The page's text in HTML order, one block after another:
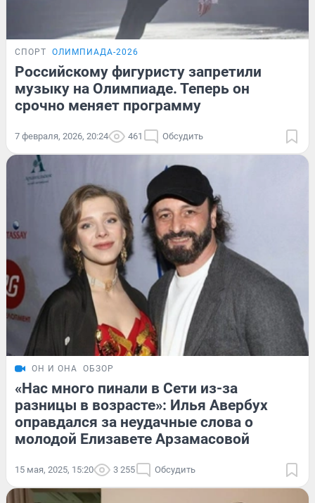
СПОРТ ОЛИМПИАДА-2026
Российскому фигуристу запретили
музыку на Олимпиаде. Теперь он
срочно меняет программу
7 февраля, 2026, 20:24 461 Обсудить
ОН И ОНА ОБЗОР
«Нас много пинали в Сети из-за
разницы в возрасте»: Илья Авербух
оправдался за неудачные слова о
молодой Елизавете Арзамасовой
15 мая, 2025, 15:20 3 255 Обсудить